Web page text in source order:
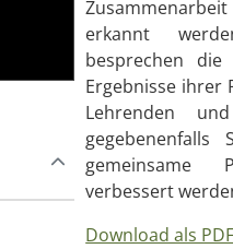
erkannt
besprechen die
Ergebnisse ihrer
Lehrenden
gegebenenfalls
gemeinsame
verbessert
Download als PDF